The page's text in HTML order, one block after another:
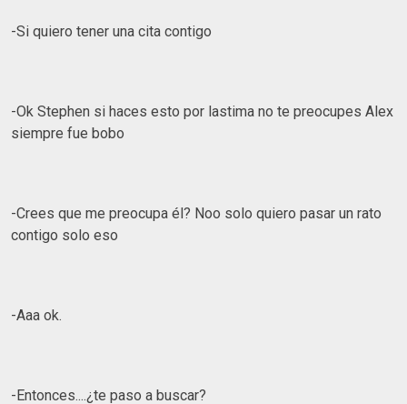
-Si quiero tener una cita contigo
-Ok Stephen si haces esto por lastima no te preocupes Alex
siempre fue bobo
-Crees que me preocupa él? Noo solo quiero pasar un rato
contigo solo eso
-Aaa ok.
-Entonces....¿te paso a buscar?